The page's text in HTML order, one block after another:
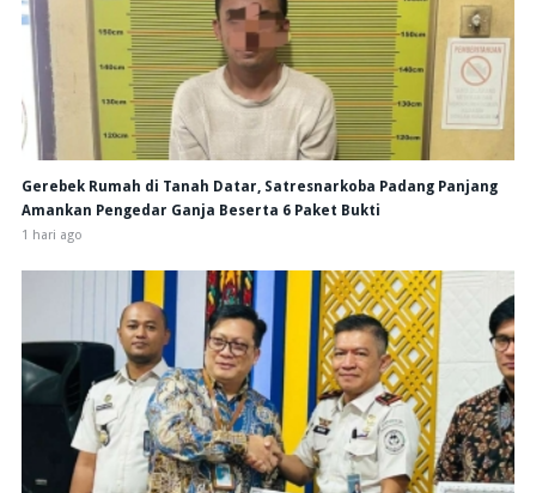
Gerebek Rumah di Tanah Datar, Satresnarkoba Padang Panjang
Amankan Pengedar Ganja Beserta 6 Paket Bukti
1 hari ago